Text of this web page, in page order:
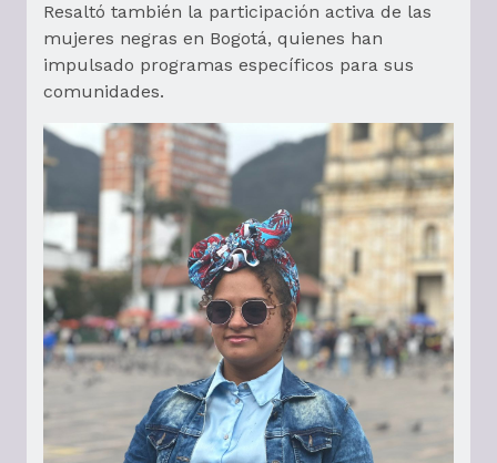
Resaltó también la participación activa de las
mujeres negras en Bogotá, quienes han
impulsado programas específicos para sus
comunidades.